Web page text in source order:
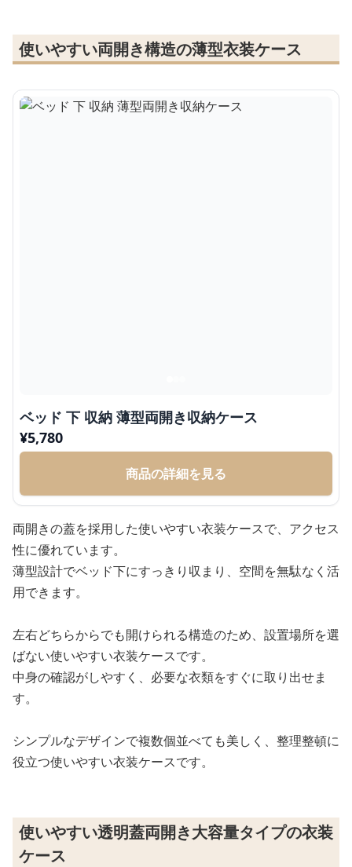
使いやすい両開き構造の薄型衣装ケース
ベッド 下 収納 薄型両開き収納ケース
¥5,780
商品の詳細を見る
両開きの蓋を採用した使いやすい衣装ケースで、アクセス
性に優れています。
薄型設計でベッド下にすっきり収まり、空間を無駄なく活
用できます。
左右どちらからでも開けられる構造のため、設置場所を選
ばない使いやすい衣装ケースです。
中身の確認がしやすく、必要な衣類をすぐに取り出せま
す。
シンプルなデザインで複数個並べても美しく、整理整頓に
役立つ使いやすい衣装ケースです。
使いやすい透明蓋両開き大容量タイプの衣装
ケース